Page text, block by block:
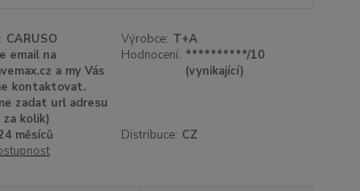
CARUSO Výrobce: T+A
email na
a my Vás
kontaktovat.
zadat url adresu
za kolik)
Hodnocení: **********/10
(vynikající)
měsíců Distribuce: CZ